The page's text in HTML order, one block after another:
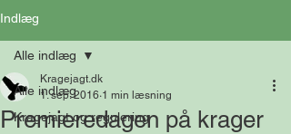
Indlæg
Alle indlæg
Kragejagt og regulering
Alle indlæg
Premieredagen på krager
Kragejagt.dk
1. sep. 2016 1 min læsning